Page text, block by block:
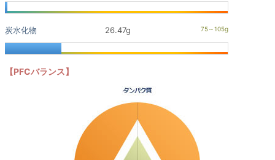
炭水化物 26.47g
【PFCバランス】